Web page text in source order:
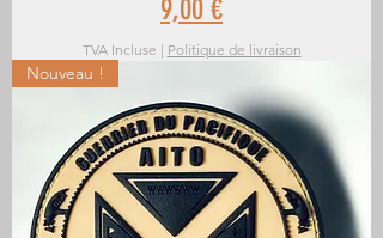
Prix
9,00 €
TVA Incluse | Politique de livraison
Nouveau !